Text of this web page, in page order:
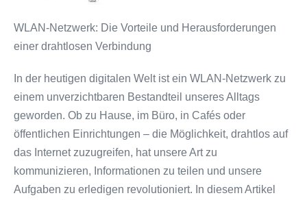
WLAN-Netzwerk: Die Vorteile und Herausforderungen
einer drahtlosen Verbindung
In der heutigen digitalen Welt ist ein WLAN-Netzwerk zu
einem unverzichtbaren Bestandteil unseres Alltags
geworden. Ob zu Hause, im Büro, in Cafés oder
öffentlichen Einrichtungen – die Möglichkeit, drahtlos auf
das Internet zuzugreifen, hat unsere Art zu
kommunizieren, Informationen zu teilen und unsere
Aufgaben zu erledigen revolutioniert. In diesem Artikel